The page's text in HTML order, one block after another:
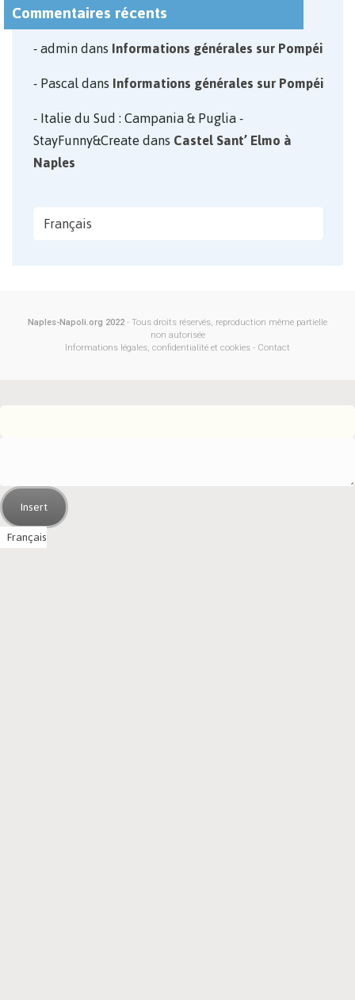
Commentaires récents
admindansInformations générales sur Pompéi
PascaldansInformations générales sur Pompéi
Italie du Sud : Campania & Puglia -
StayFunny&CreatedansCastel Sant’ Elmo à
Naples
Français
Naples-Napoli.org 2022 - Tous droits réservés, reproduction même partielle
non autorisée
Informations légales, confidentialité et cookies - Contact
Insert
Français